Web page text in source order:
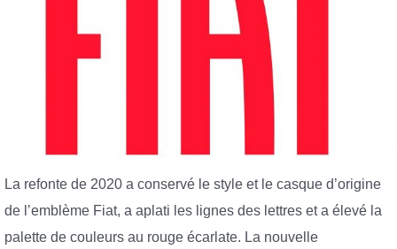
La refonte de 2020 a conservé le style et le casque d’origine
de l’emblème Fiat, a aplati les lignes des lettres et a élevé la
palette de couleurs au rouge écarlate. La nouvelle